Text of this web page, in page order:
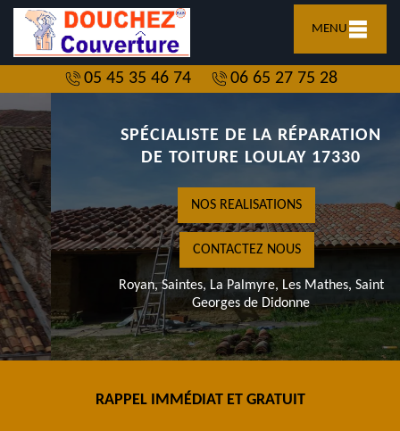
MENU
05 45 35 46 74 06 65 27 75 28
SPÉCIALISTE DE LA RÉPARATION
DE TOITURE LOULAY 17330
NOS REALISATIONS
CONTACTEZ NOUS
Royan, Saintes, La Palmyre, Les Mathes, Saint
Georges de Didonne
RAPPEL IMMÉDIAT ET GRATUIT